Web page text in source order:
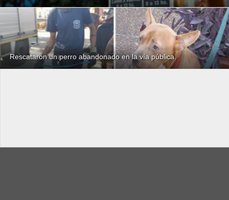
Rescataron un perro abandonado en la vía pública.